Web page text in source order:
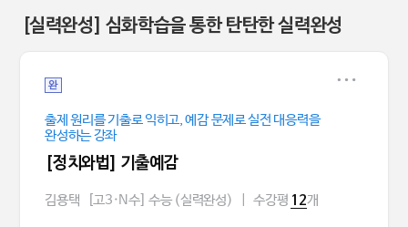
[실력완성] 심화학습을 통한 탄탄한 실력완성
완
출제 원리를 기출로 익히고, 예감 문제로 실전 대응력을
완성하는 강좌
[정치와법] 기출예감
김용택 [고3·N수] 수능 (실력완성) 수강평 12개